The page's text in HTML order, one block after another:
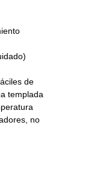
de
templada
no